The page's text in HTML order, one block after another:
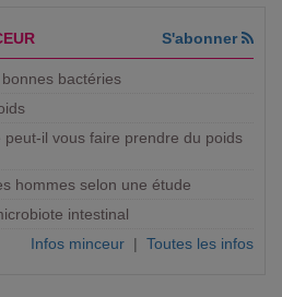
S'abonner
bactéries
il vous faire prendre du poids
hommes selon une étude
intestinal
Infos minceur | Toutes les infos